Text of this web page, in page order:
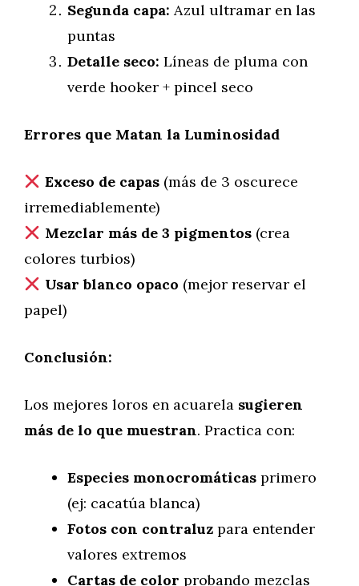
Segunda capa: Azul ultramar en las
puntas
Detalle seco: Líneas de pluma con
verde hooker + pincel seco
Errores que Matan la Luminosidad
Exceso de capas(más de 3 oscurece
irremediablemente)
Mezclar más de 3 pigmentos(crea
colores turbios)
Usar blanco opaco (mejor reservar el
papel)
Conclusión:
Los mejores loros en acuarela sugieren
más de lo que muestran. Practica con:
Especies monocromáticas primero
(ej: cacatúa blanca)
Fotos con contraluz para entender
valores extremos
Cartas de color probando mezclas